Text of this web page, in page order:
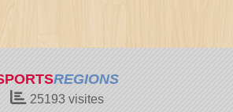
REGIONS
25193visites